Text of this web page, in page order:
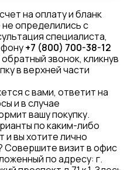
на оплату и бланк
определились с
специалиста,
+7 (800) 700-38-12
звонок, кликнув
в верхней части
с вами, ответит на
и в случае
вашу покупку.
по каким-либо
и вы хотите лично
Совершите визит в офис
по адресу: г.